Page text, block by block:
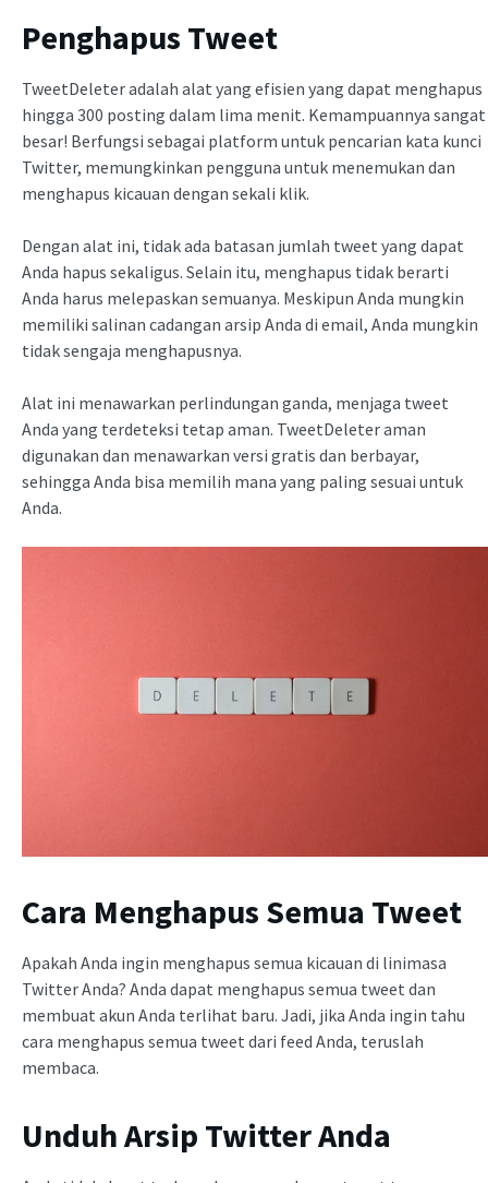
Penghapus Tweet
TweetDeleter adalah alat yang efisien yang dapat menghapus
hingga 300 posting dalam lima menit. Kemampuannya sangat
besar! Berfungsi sebagai platform untuk pencarian kata kunci
Twitter, memungkinkan pengguna untuk menemukan dan
menghapus kicauan dengan sekali klik.
Dengan alat ini, tidak ada batasan jumlah tweet yang dapat
Anda hapus sekaligus. Selain itu, menghapus tidak berarti
Anda harus melepaskan semuanya. Meskipun Anda mungkin
memiliki salinan cadangan arsip Anda di email, Anda mungkin
tidak sengaja menghapusnya.
Alat ini menawarkan perlindungan ganda, menjaga tweet
Anda yang terdeteksi tetap aman. TweetDeleter aman
digunakan dan menawarkan versi gratis dan berbayar,
sehingga Anda bisa memilih mana yang paling sesuai untuk
Anda.
Cara Menghapus Semua Tweet
Apakah Anda ingin menghapus semua kicauan di linimasa
Twitter Anda? Anda dapat menghapus semua tweet dan
membuat akun Anda terlihat baru. Jadi, jika Anda ingin tahu
cara menghapus semua tweet dari feed Anda, teruslah
membaca.
Unduh Arsip Twitter Anda